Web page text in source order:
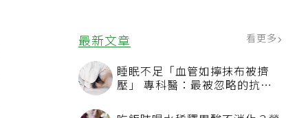
最新文章 看更多
睡眠不足「血管如擰抹布被擠
壓」 專科醫：最被忽略的抗老